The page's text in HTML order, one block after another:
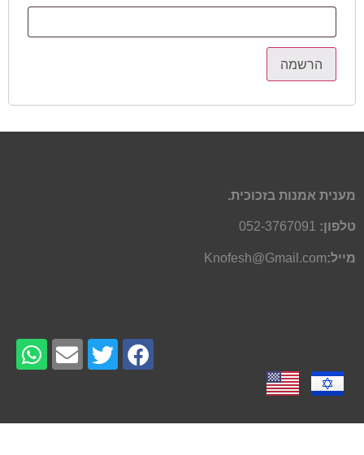
הרשמה
מענית אמנות בזכוכית.
טלפון: 052-3767091
מייל:Knofesh@Gmail.com